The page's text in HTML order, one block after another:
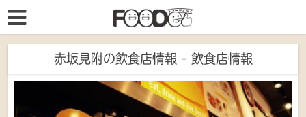
赤坂見附の飲食店情報 - 飲食店情報